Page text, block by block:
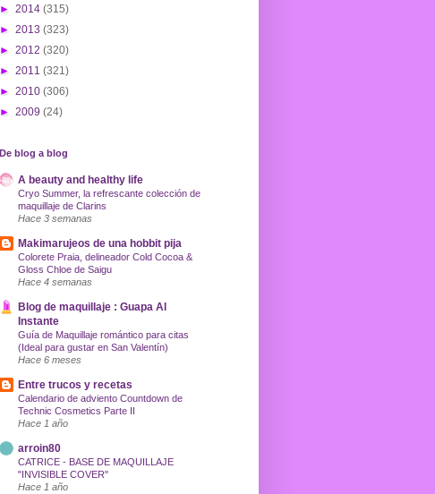
► 2014 (315)
► 2013 (323)
► 2012 (320)
► 2011 (321)
► 2010 (306)
► 2009 (24)
De blog a blog
A beauty and healthy life
Cryo Summer, la refrescante colección de
maquillaje de Clarins
Hace 3 semanas
Makimarujeos de una hobbit pija
Colorete Praia, delineador Cold Cocoa &
Gloss Chloe de Saigu
Hace 4 semanas
Blog de maquillaje : Guapa Al
Instante
Guía de Maquillaje romántico para citas
(Ideal para gustar en San Valentín)
Hace 6 meses
Entre trucos y recetas
Calendario de adviento Countdown de
Technic Cosmetics Parte II
Hace 1 año
arroin80
CATRICE - BASE DE MAQUILLAJE
"INVISIBLE COVER"
Hace 1 año